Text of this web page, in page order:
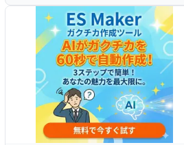
策アプリ【無料】